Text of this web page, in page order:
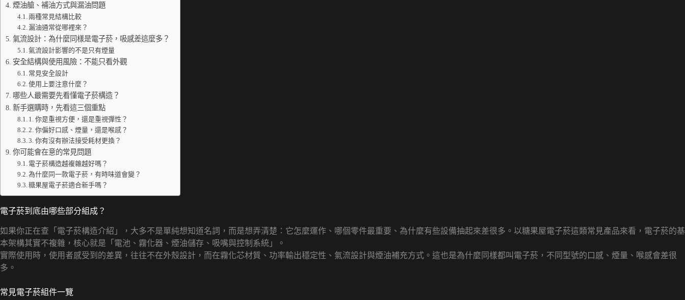
煙油艙、補油方式與漏油問題
兩種常見結構比較
漏油通常從哪裡來？
氣流設計：為什麼同樣是電子菸，吸感差這麼多？
氣流設計影響的不是只有煙量
安全結構與使用風險：不能只看外觀
常見安全設計
使用上要注意什麼？
哪些人最需要先看懂電子菸構造？
新手選購時，先看這三個重點
1. 你是重視方便，還是重視彈性？
2. 你偏好口感、煙量，還是喉感？
3. 你有沒有辦法接受耗材更換？
你可能會在意的常見問題
電子菸構造越複雜越好嗎？
為什麼同一款電子菸，有時味道會變？
糖果屋電子菸適合新手嗎？
電子菸到底由哪些部分組成？
如果你正在查「電子菸構造介紹」，大多不是單純想知道名詞，而是想弄清楚：它怎麼運作、哪個零件最重要、為什麼有些設備抽起來差很多。以糖果屋電子菸這類常見產品來看，電子菸的基
本架構其實不複雜，核心就是「電池、霧化器、煙油儲存、吸嘴與控制系統」。
實際使用時，使用者感受到的差異，往往不在外殼設計，而在霧化芯材質、功率輸出穩定性、氣流設計與煙油補充方式。這也是為什麼同樣都叫電子菸，不同型號的口感、煙量、喉感會差很
多。
常見電子菸組件一覽